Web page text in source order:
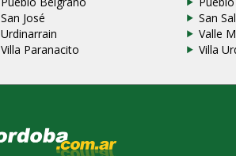
San José
San
Urdinarrain
Valle
Villa Paranacito
Villa